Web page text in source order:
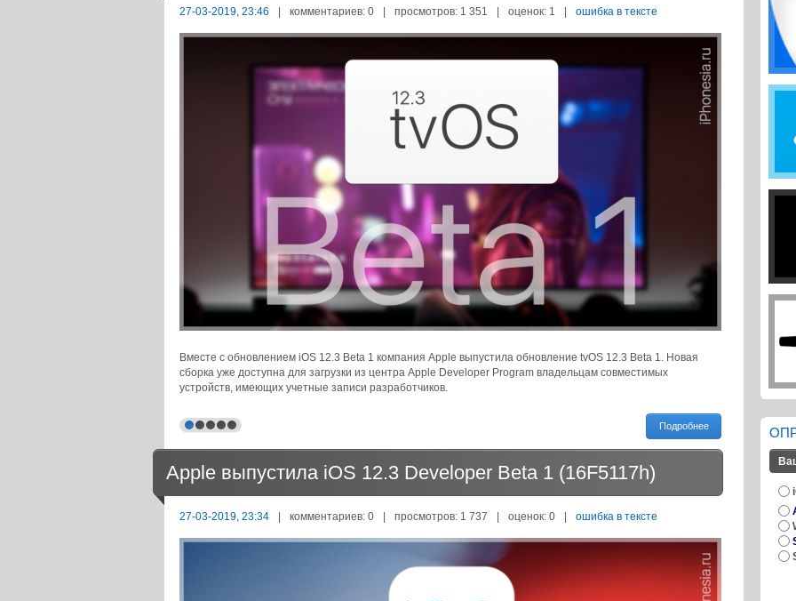
27-03-2019, 23:46 | комментариев: 0 | просмотров: 1 351 | оценок: 1 | ошибка в тексте
Вместе с обновлением iOS 12.3 Beta 1 компания Apple выпустила обновление tvOS 12.3 Beta 1. Новая
сборка уже доступна для загрузки из центра Apple Developer Program владельцам совместимых
устройств, имеющих учетные записи разработчиков.
Подробнее
Apple выпустила iOS 12.3 Developer Beta 1 (16F5117h)
27-03-2019, 23:34 | комментариев: 0 | просмотров: 1 737 | оценок: 0 | ошибка в тексте